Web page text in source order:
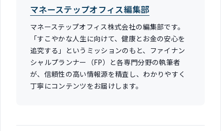
マネーステップオフィス編集部
マネーステップオフィス株式会社の編集部です。
「すこやかな人生に向けて、健康とお金の安心を
追究する」というミッションのもと、ファイナン
シャルプランナー（FP）と各専門分野の執筆者
が、信頼性の高い情報源を精査し、わかりやすく
丁寧にコンテンツをお届けします。